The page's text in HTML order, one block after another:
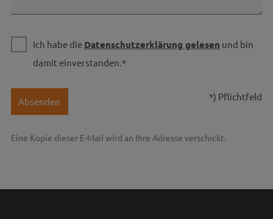
Ich habe die Datenschutzerklärung gelesen und bin
damit einverstanden.*
Absenden *) Pflichtfeld
Eine Kopie dieser E-Mail wird an Ihre Adresse verschickt.